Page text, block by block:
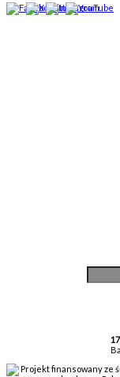
Projekt finansowany ze